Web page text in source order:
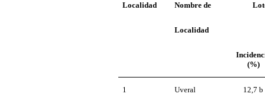
Localidad Nombre de
Localidad
(%)
1 Uveral 12,7 b